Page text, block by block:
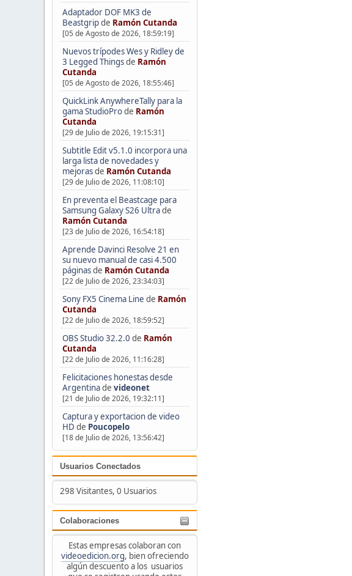
Adaptador DOF MK3 de
Beastgripde Ramón Cutanda
[05 de Agosto de 2026, 18:59:19]
Nuevos trípodes Wes y Ridley de
3 Legged Thingsde Ramón
Cutanda
[05 de Agosto de 2026, 18:55:46]
QuickLink AnywhereTally para la
gama StudioProde Ramón
Cutanda
[29 de Julio de 2026, 19:15:31]
Subtitle Edit v5.1.0 incorpora una
larga lista de novedades y
mejorasde Ramón Cutanda
[29 de Julio de 2026, 11:08:10]
En preventa el Beastcage para
Samsung Galaxy S26 Ultrade
Ramón Cutanda
[23 de Julio de 2026, 16:54:18]
Aprende Davinci Resolve 21 en
su nuevo manual de casi 4.500
páginasde Ramón Cutanda
[22 de Julio de 2026, 23:34:03]
Sony FX5 Cinema Line de Ramón
Cutanda
[22 de Julio de 2026, 18:59:52]
OBS Studio 32.2.0 de Ramón
Cutanda
[22 de Julio de 2026, 11:16:28]
Felicitaciones honestas desde
Argentinade videonet
[21 de Julio de 2026, 19:32:11]
Captura y exportacion de video
HD de Poucopelo
[18 de Julio de 2026, 13:56:42]
Usuarios Conectados
298 Visitantes, 0 Usuarios
Colaboraciones
Estas empresas colaboran con
videoedicion.org, bien ofreciendo
algún descuento a los usuarios